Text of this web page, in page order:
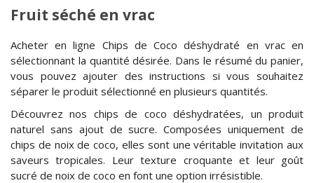
Fruit séché en vrac
Acheter en ligne Chips de Coco déshydraté en vrac en
sélectionnant la quantité désirée. Dans le résumé du panier,
vous pouvez ajouter des instructions si vous souhaitez
séparer le produit sélectionné en plusieurs quantités.
Découvrez nos chips de coco déshydratées, un produit
naturel sans ajout de sucre. Composées uniquement de
chips de noix de coco, elles sont une véritable invitation aux
saveurs tropicales. Leur texture croquante et leur goût
sucré de noix de coco en font une option irrésistible.